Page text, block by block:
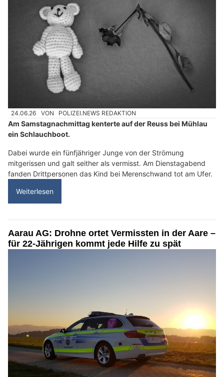
24.06.26 VON POLIZEI.NEWS REDAKTION
Am Samstagnachmittag kenterte auf der Reuss bei Mühlau
ein Schlauchboot.
Dabei wurde ein fünfjähriger Junge von der Strömung
mitgerissen und galt seither als vermisst. Am Dienstagabend
fanden Drittpersonen das Kind bei Merenschwand tot am Ufer.
Weiterlesen
Aarau AG: Drohne ortet Vermissten in der Aare –
für 22-Jährigen kommt jede Hilfe zu spät